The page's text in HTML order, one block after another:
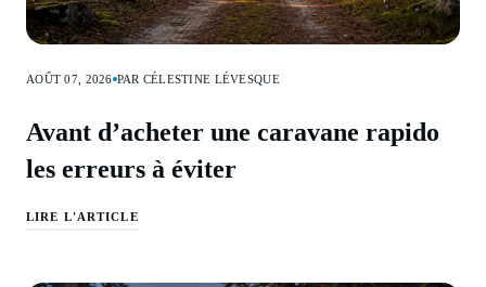
AOÛT 07, 2026 PAR CÉLESTINE LÉVESQUE
Avant d’acheter une caravane rapido
les erreurs à éviter
LIRE L'ARTICLE